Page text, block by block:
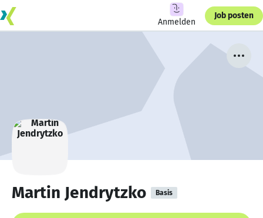
Anmelden
Job posten
Martin Jendrytzko Basis